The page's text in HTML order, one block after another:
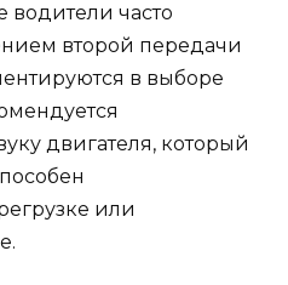
водители часто
второй передачи
в выборе
двигателя, который
или